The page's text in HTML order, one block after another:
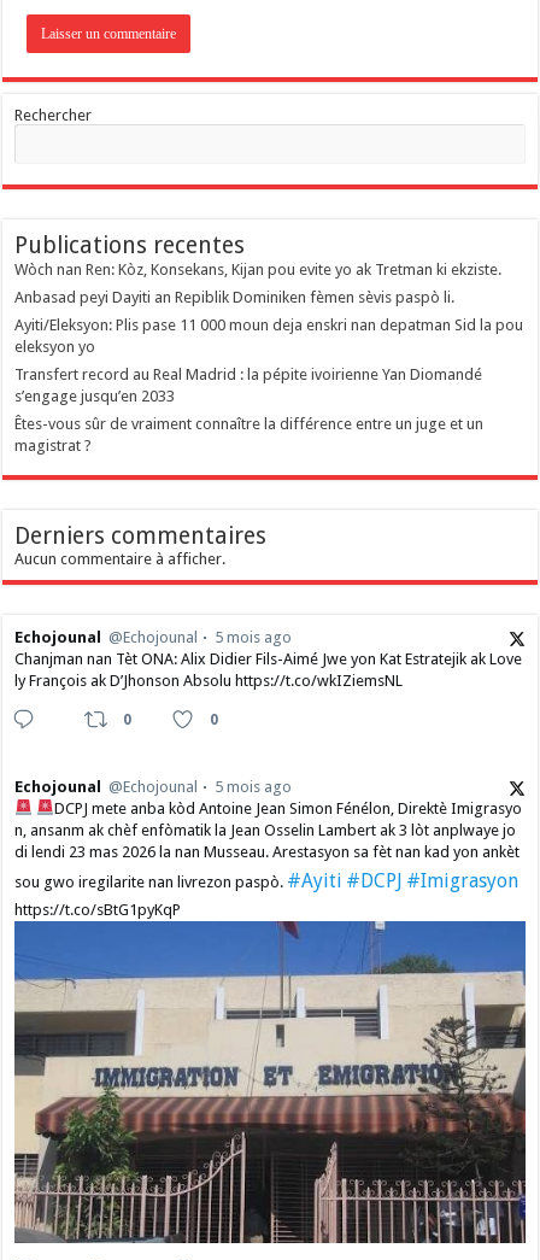
Rechercher
Publications recentes
Wòch nan Ren: Kòz, Konsekans, Kijan pou evite yo ak Tretman ki ekziste.
Anbasad peyi Dayiti an Repiblik Dominiken fèmen sèvis paspò li.
Ayiti/Eleksyon: Plis pase 11 000 moun deja enskri nan depatman Sid la pou
eleksyon yo
Transfert record au Real Madrid : la pépite ivoirienne Yan Diomandé
s’engage jusqu’en 2033
Êtes-vous sûr de vraiment connaître la différence entre un juge et un
magistrat ?
Derniers commentaires
Aucun commentaire à afficher.
Echojounal @Echojounal
5 mois ago
Chanjman nan Tèt ONA: Alix Didier Fils-Aimé Jwe yon Kat Estratejik ak Love
ly François ak D’Jhonson Absolu https://t.co/wkIZiemsNL
0 0
Echojounal @Echojounal
5 mois ago
DCPJ mete anba kòd Antoine Jean Simon Fénélon, Direktè Imigrasyo
n, ansanm ak chèf enfòmatik la Jean Osselin Lambert ak 3 lòt anplwaye jo
di lendi 23 mas 2026 la nan Musseau. Arestasyon sa fèt nan kad yon ankèt
sou gwo iregilarite nan livrezon paspò. #Ayiti #DCPJ #Imigrasyon
https://t.co/sBtG1pyKqP